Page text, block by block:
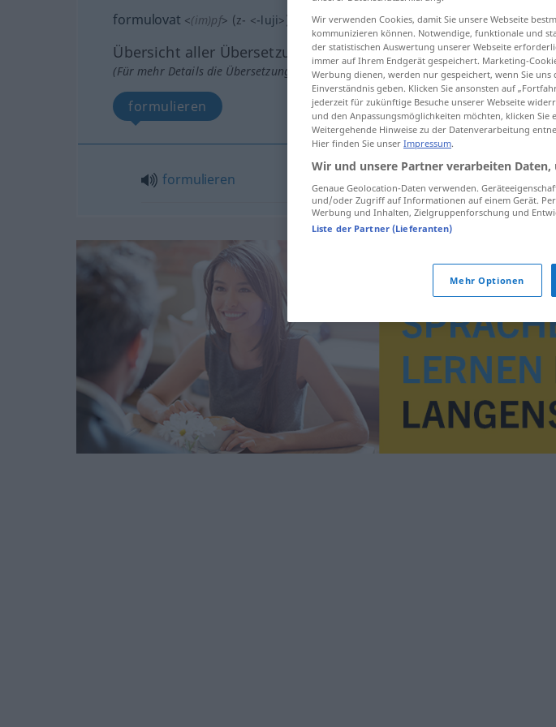
formulovat <(im)pf> (z- <-luji>)
Übersicht aller Übersetzungen
(Für mehr Details die Übersetzung anklicken/antippen)
formulieren
formulieren
Wir verwenden Cookies, damit Sie unsere Webseite
kommunizieren können. Notwendige, funktionale und
der statistischen Auswertung unserer Webseite
immer auf Ihrem Endgerät gespeichert. Marketing-
Werbung dienen, werden nur gespeichert, wenn Sie
Einverständnis geben. Klicken Sie ansonsten auf
jederzeit für zukünftige Besuche unserer Webseite
und den Anpassungsmöglichkeiten möchten, klicken
Weitergehende Hinweise zu der Datenverarbeitung
Hier finden Sie unser Impressum.
Wir und unsere Partner verarbeiten
Genaue Geolocation-Daten verwenden.
und/oder Zugriff auf Informationen auf einem Gerät.
Werbung und Inhalten, Zielgruppenforschung und
Liste der Partner (Lieferanten)
Mehr Optionen